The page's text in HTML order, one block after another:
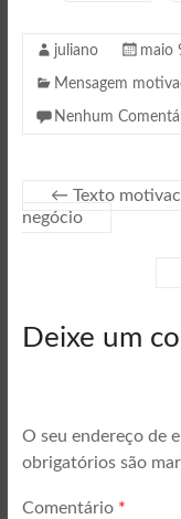
juliano maio
Mensagem
Nenhum
← Texto
negócio
Deixe um
O seu endereço de
obrigatórios são
Comentário *